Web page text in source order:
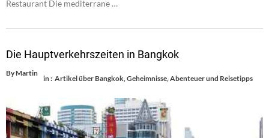
Restaurant Die mediterrane …
Die Hauptverkehrszeiten in Bangkok
ByMartin
in : Artikel über Bangkok,Geheimnisse, Abenteuer und Reisetipps